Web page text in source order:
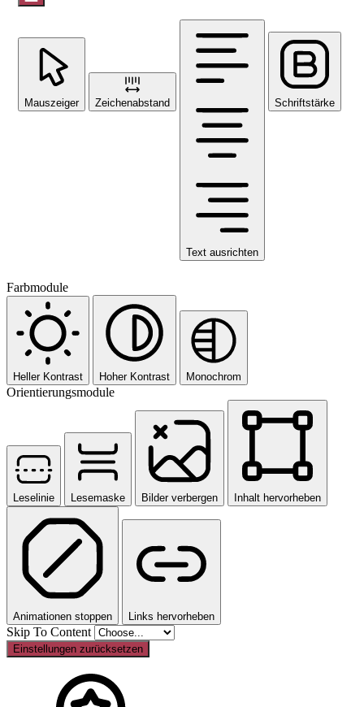
Mauszeiger Zeichenabstand
Text ausrichten
Schriftstärke
Farbmodule
Heller Kontrast Hoher Kontrast Monochrom
Orientierungsmodule
Leselinie Lesemaske Bilder verbergen Inhalt hervorheben
Animationen stoppen Links hervorheben
Skip To Content
Einstellungen zurücksetzen